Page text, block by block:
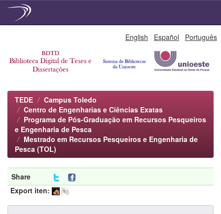
English Español Português
TEDE
Campus Toledo
Centro de Engenharias e Ciências Exatas
Programa de Pós-Graduação em Recursos Pesqueiros
e Engenharia de Pesca
Mestrado em Recursos Pesqueiros e Engenharia de
Pesca (TOL)
Share
Export iten: